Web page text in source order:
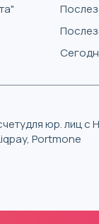
юр. лиц
Portmone